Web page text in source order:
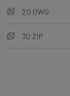
2D DWG
3D ZIP